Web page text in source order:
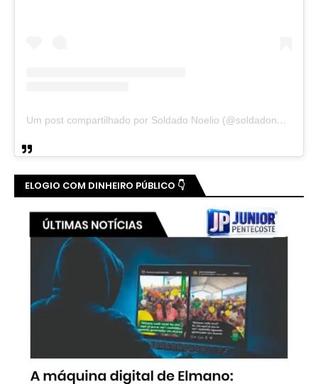
Um post compartilhado por Soldado Noelio (@soldadonoelio)
ELOGIO COM DINHEIRO PÚBLICO 👇